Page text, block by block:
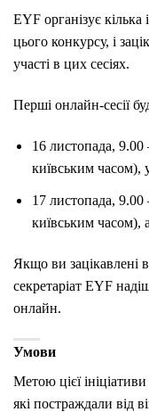
EYF організує
цього конкурсу, і
участі в цих сесіях.
Перші онлайн-сесії
16 листопада,
київським часом),
17 листопада,
київським часом),
Якщо ви зацікавлені
секретаріат EYF
онлайн.
Умови
Метою цієї
які постраждали від